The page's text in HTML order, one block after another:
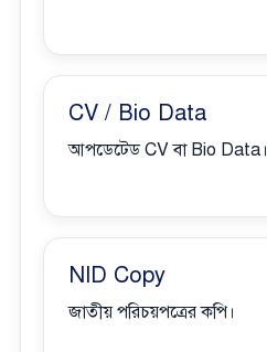
CV / Bio Data
আপডেটেড CV বা Bio Data।
NID Copy
জাতীয় পরিচয়পত্রের কপি।